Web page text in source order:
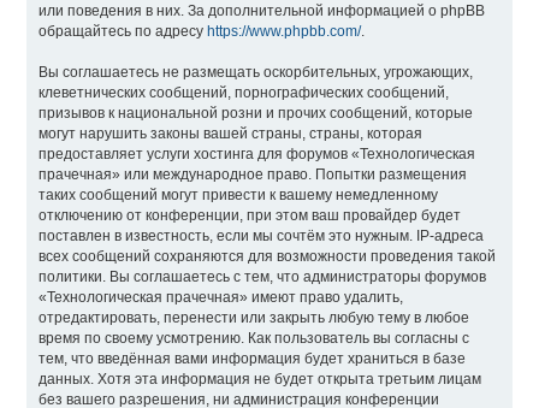
или поведения в них. За дополнительной информацией о phpBB
обращайтесь по адресу https://www.phpbb.com/.
Вы соглашаетесь не размещать оскорбительных, угрожающих,
клеветнических сообщений, порнографических сообщений,
призывов к национальной розни и прочих сообщений, которые
могут нарушить законы вашей страны, страны, которая
предоставляет услуги хостинга для форумов «Технологическая
прачечная» или международное право. Попытки размещения
таких сообщений могут привести к вашему немедленному
отключению от конференции, при этом ваш провайдер будет
поставлен в известность, если мы сочтём это нужным. IP-адреса
всех сообщений сохраняются для возможности проведения такой
политики. Вы соглашаетесь с тем, что администраторы форумов
«Технологическая прачечная» имеют право удалить,
отредактировать, перенести или закрыть любую тему в любое
время по своему усмотрению. Как пользователь вы согласны с
тем, что введённая вами информация будет храниться в базе
данных. Хотя эта информация не будет открыта третьим лицам
без вашего разрешения, ни администрация конференции